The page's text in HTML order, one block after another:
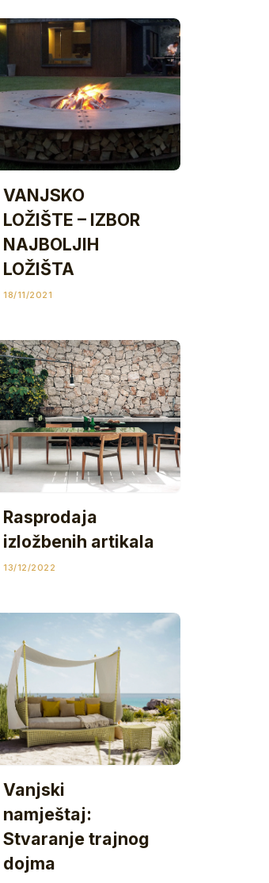
VANJSKO
LOŽIŠTE – IZBOR
NAJBOLJIH
LOŽIŠTA
18/11/2021
Rasprodaja
izložbenih artikala
13/12/2022
Vanjski
namještaj:
Stvaranje trajnog
dojma